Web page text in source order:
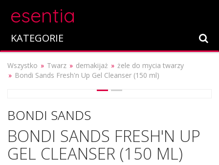
esentia
KATEGORIE
Wszystko Twarz demakijaż
żele do mycia twarzy
Bondi Sands Fresh'n Up Gel Cleanser (150 ml)
BONDI SANDS
BONDI SANDS FRESH'N UP
GEL CLEANSER (150 ML)